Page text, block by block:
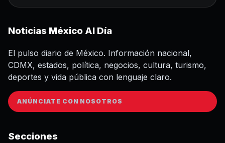
Noticias México Al Día
El pulso diario de México. Información nacional,
CDMX, estados, política, negocios, cultura, turismo,
deportes y vida pública con lenguaje claro.
ANÚNCIATE CON NOSOTROS
Secciones